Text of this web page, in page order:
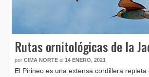
Rutas ornitológicas de la
por CIMA NORTE el 14 ENERO, 2021
El Pirineo es una extensa cordillera repleta